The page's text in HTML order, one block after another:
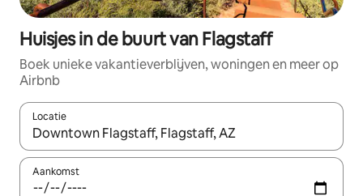
Huisjes in de buurt van Flagstaff
Boek unieke vakantieverblijven, woningen en meer op
Airbnb
Locatie
Wanneer er suggesties beschikbaar zijn, maak je een keuze
Aankomst